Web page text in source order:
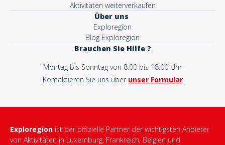
Aktivitäten weiterverkaufen
Über uns
Exploregion
Blog Exploregion
Brauchen Sie Hilfe ?
Montag bis Sonntag von 8.00 bis 18.00 Uhr
Kontaktieren Sie uns über unser Formular
Exploregion ist der offizielle Partner der wichtigsten Anbieter
von Aktivitäten in Luxemburg, Frankreich, Belgien und